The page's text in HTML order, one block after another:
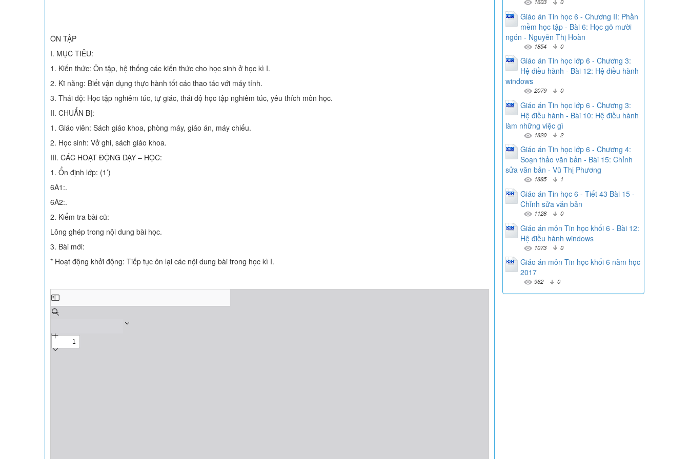
ÔN TẬP
I. MỤC TIÊU:
1. Kiến thức: Ôn tập, hệ thống các kiến thức cho học sinh ở học kì I.
2. Kĩ năng: Biết vận dụng thực hành tốt các thao tác với máy tính.
3. Thái độ: Học tập nghiêm túc, tự giác, thái độ học tập nghiêm túc, yêu thích môn học.
II. CHUẨN BỊ:
1. Giáo viên: Sách giáo khoa, phòng máy, giáo án, máy chiếu.
2. Học sinh: Vở ghi, sách giáo khoa.
III. CÁC HOẠT ĐỘNG DẠY – HỌC:
1. Ổn định lớp: (1’)
6A1:.
6A2:.
2. Kiểm tra bài cũ:
Lông ghép trong nội dung bài học.
3. Bài mới:
* Hoạt động khởi động: Tiếp tục ôn lại các nội dung bài trong học kì I.
Giáo án Tin học 6 - Chương II: Phần
mềm học tập - Bài 6: Học gõ mười
ngón - Nguyễn Thị Hoàn
1854 0
Giáo án Tin học lớp 6 - Chương 3:
Hệ điều hành - Bài 12: Hệ điều hành
windows
2079 0
Giáo án Tin học lớp 6 - Chương 3:
Hệ điều hành - Bài 10: Hệ điều hành
làm những việc gì
1820 2
Giáo án Tin học lớp 6 - Chương 4:
Soạn thảo văn bản - Bài 15: Chỉnh
sửa văn bản - Vũ Thị Phương
1885 1
Giáo án Tin học 6 - Tiết 43 Bài 15 -
Chỉnh sửa văn bản
1128 0
Giáo án môn Tin học khối 6 - Bài 12:
Hệ điều hành windows
1073 0
Giáo án môn Tin học khối 6 năm học
2017
962 0